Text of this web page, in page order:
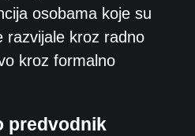
osobama koje su
razvijale kroz radno
kroz formalno
predvodnik